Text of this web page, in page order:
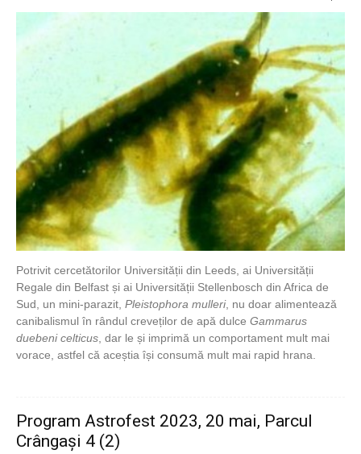
Potrivit cercetătorilor Universității din Leeds, ai Universității
Regale din Belfast și ai Universității Stellenbosch din Africa de
Sud, un mini-parazit, Pleistophora mulleri, nu doar alimentează
canibalismul în rândul creveților de apă dulce Gammarus
duebeni celticus , dar le și imprimă un comportament mult mai
vorace, astfel că aceștia își consumă mult mai rapid hrana.
Program Astrofest 2023, 20 mai, Parcul
Crângași 4 (2)